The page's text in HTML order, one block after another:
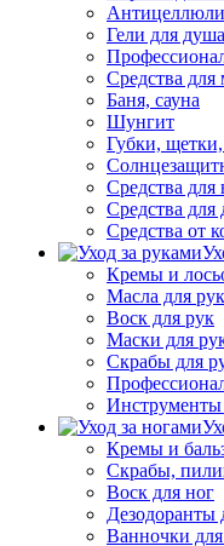
Гели для душа
Средства для
Баня, сауна
Шунгит
Губки,
Средства для
Средства для
Средства от
Кремы и
Масла для рук
Воск для рук
Маски для
Скрабы для
Кремы и
Скрабы,
Воск для ног
Дезодоранты
Ванночки